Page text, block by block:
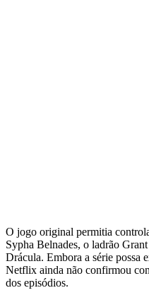
O jogo original permitia
Sypha Belnades, o ladrão
Drácula. Embora a série possa
Netflix ainda não confirmou
dos episódios.